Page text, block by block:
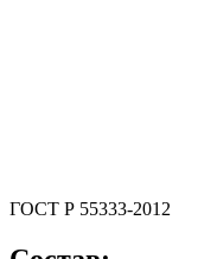
ГОСТ Р 55333-2012